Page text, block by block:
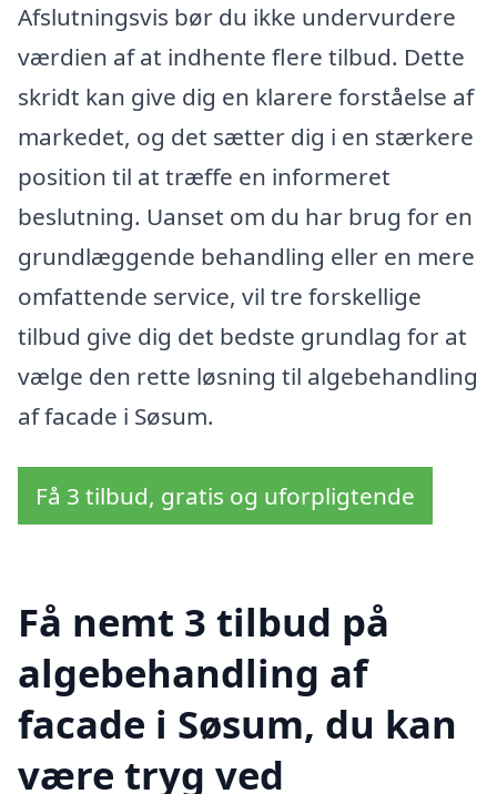
Afslutningsvis bør du ikke undervurdere
værdien af at indhente flere tilbud. Dette
skridt kan give dig en klarere forståelse af
markedet, og det sætter dig i en stærkere
position til at træffe en informeret
beslutning. Uanset om du har brug for en
grundlæggende behandling eller en mere
omfattende service, vil tre forskellige
tilbud give dig det bedste grundlag for at
vælge den rette løsning til algebehandling
af facade i Søsum.
Få 3 tilbud, gratis og uforpligtende
Få nemt 3 tilbud på
algebehandling af
facade i Søsum, du kan
være tryg ved